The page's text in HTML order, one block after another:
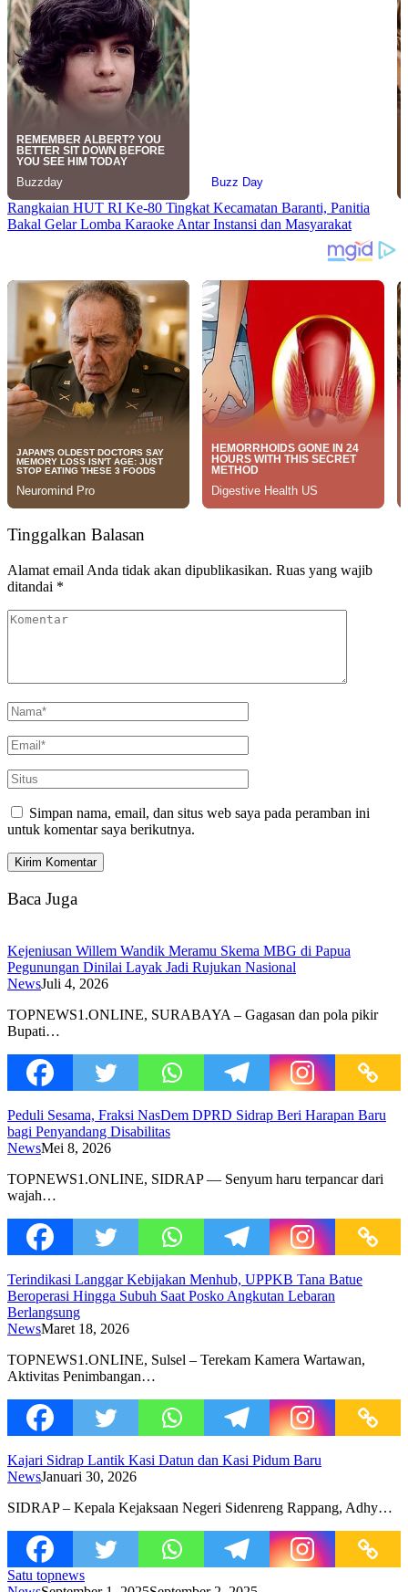
Rangkaian HUT RI Ke-80 Tingkat Kecamatan Baranti, Panitia
Bakal Gelar Lomba Karaoke Antar Instansi dan Masyarakat
Tinggalkan Balasan
Alamat email Anda tidak akan dipublikasikan. Ruas yang wajib
ditandai *
Simpan nama, email, dan situs web saya pada peramban ini
untuk komentar saya berikutnya.
Baca Juga
Kejeniusan Willem Wandik Meramu Skema MBG di Papua
Pegunungan Dinilai Layak Jadi Rujukan Nasional
NewsJuli 4, 2026
TOPNEWS1.ONLINE, SURABAYA – Gagasan dan pola pikir
Bupati…
Peduli Sesama, Fraksi NasDem DPRD Sidrap Beri Harapan Baru
bagi Penyandang Disabilitas
NewsMei 8, 2026
TOPNEWS1.ONLINE, SIDRAP — Senyum haru terpancar dari
wajah…
Terindikasi Langgar Kebijakan Menhub, UPPKB Tana Batue
Beroperasi Hingga Subuh Saat Posko Angkutan Lebaran
Berlangsung
NewsMaret 18, 2026
TOPNEWS1.ONLINE, Sulsel – Terekam Kamera Wartawan,
Aktivitas Penimbangan…
Kajari Sidrap Lantik Kasi Datun dan Kasi Pidum Baru
NewsJanuari 30, 2026
SIDRAP – Kepala Kejaksaan Negeri Sidenreng Rappang, Adhy…
Satu topnews